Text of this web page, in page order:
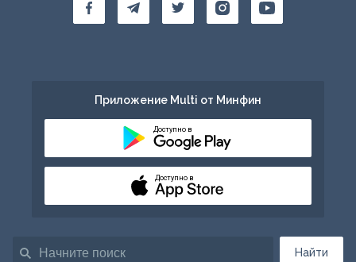
Найти
Приложение Multi от Минфин
Доступно в
Доступно в